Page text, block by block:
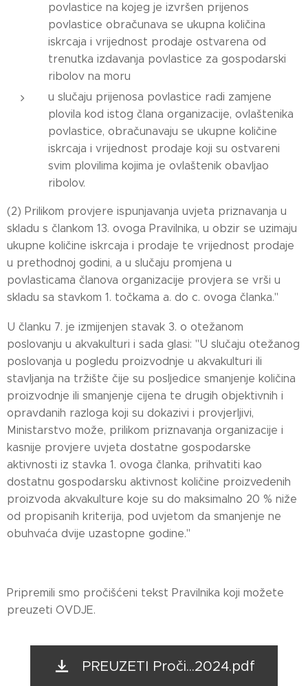
povlastice na kojeg je izvršen prijenos
povlastice obračunava se ukupna količina
iskrcaja i vrijednost prodaje ostvarena od
trenutka izdavanja povlastice za gospodarski
ribolov na moru
u slučaju prijenosa povlastice radi zamjene
plovila kod istog člana organizacije, ovlaštenika
povlastice, obračunavaju se ukupne količine
iskrcaja i vrijednost prodaje koji su ostvareni
svim plovilima kojima je ovlaštenik obavljao
ribolov.
(2) Prilikom provjere ispunjavanja uvjeta priznavanja u
skladu s člankom 13. ovoga Pravilnika, u obzir se uzimaju
ukupne količine iskrcaja i prodaje te vrijednost prodaje
u prethodnoj godini, a u slučaju promjena u
povlasticama članova organizacije provjera se vrši u
skladu sa stavkom 1. točkama a. do c. ovoga članka."
U članku 7. je izmijenjen stavak 3. o otežanom
poslovanju u akvakulturi i sada glasi: "U slučaju otežanog
poslovanja u pogledu proizvodnje u akvakulturi ili
stavljanja na tržište čije su posljedice smanjenje količina
proizvodnje ili smanjenje cijena te drugih objektivnih i
opravdanih razloga koji su dokazivi i provjerljivi,
Ministarstvo može, prilikom priznavanja organizacije i
kasnije provjere uvjeta dostatne gospodarske
aktivnosti iz stavka 1. ovoga članka, prihvatiti kao
dostatnu gospodarsku aktivnost količine proizvedenih
proizvoda akvakulture koje su do maksimalno 20 % niže
od propisanih kriterija, pod uvjetom da smanjenje ne
obuhvaća dvije uzastopne godine."
Pripremili smo pročišćeni tekst Pravilnika koji možete
preuzeti OVDJE.
PREUZETI Proči...2024.pdf